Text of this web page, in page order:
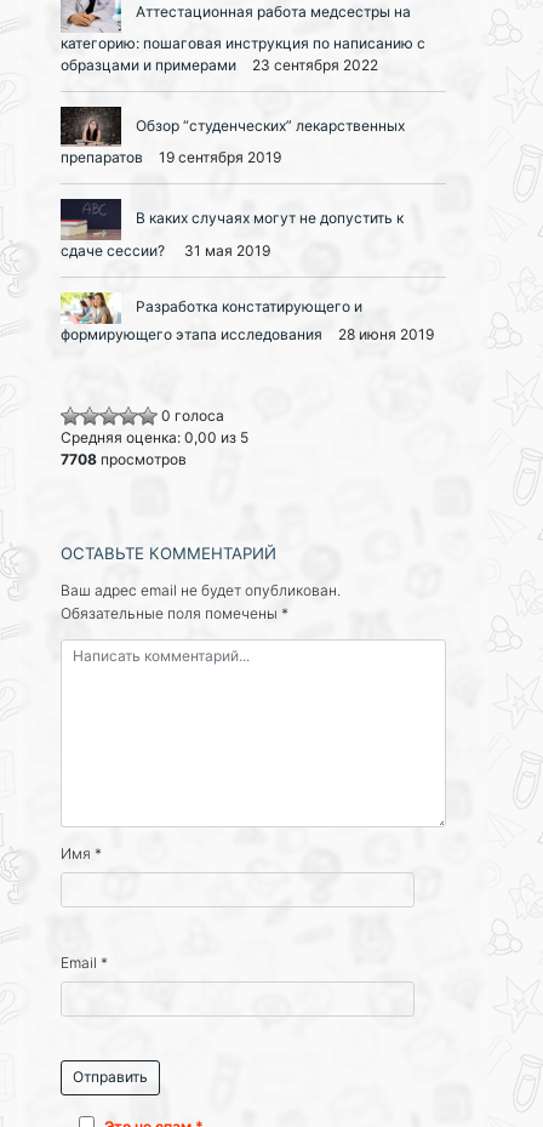
Аттестационная работа медсестры на
категорию: пошаговая инструкция по написанию с
образцами и примерами
23 сентября 2022
Обзор “студенческих” лекарственных
препаратов
19 сентября 2019
В каких случаях могут не допустить к
сдаче сессии?
31 мая 2019
Разработка констатирующего и
формирующего этапа исследования
28 июня 2019
0 голоса
Средняя оценка: 0,00 из 5
7708 просмотров
ОСТАВЬТЕ КОММЕНТАРИЙ
Ваш адрес email не будет опубликован.
Обязательные поля помечены *
Имя *
Email *